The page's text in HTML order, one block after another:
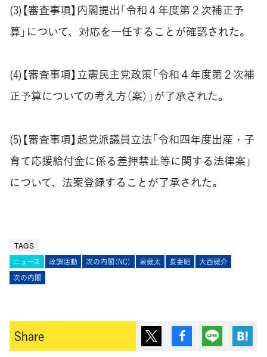
(3)【審査事項】内閣提出「令和４年度第２次補正予
算」について、対応を一任することが確認された。
(4)【審査事項】立憲民主党政策「令和４年度第２次補
正予算についての考え方（案）」が了承された。
(5)【審査事項】超党派議員立法「令和四年度出産・子
育て応援給付金に係る差押禁止等に関する法律案」
について、法案登録することが了承された。
TAGS
ニュース 政調活動 次の内閣（NC） 泉健太 長妻昭
大西健介
次の内閣
Share ポスト シェア Lineで送